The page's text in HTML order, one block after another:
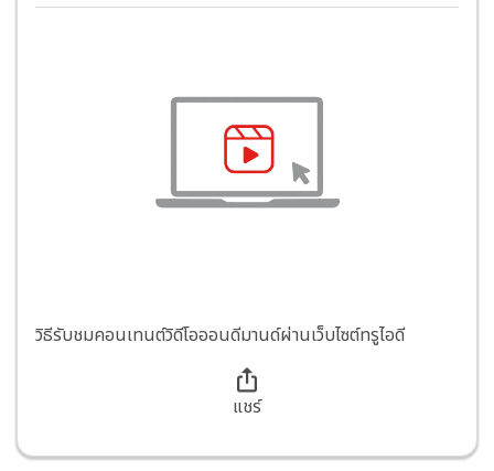
วิธีรับชมคอนเทนต์วิดีโอออนดีมานด์ผ่านเว็บไซต์ทรูไอดี
แชร์